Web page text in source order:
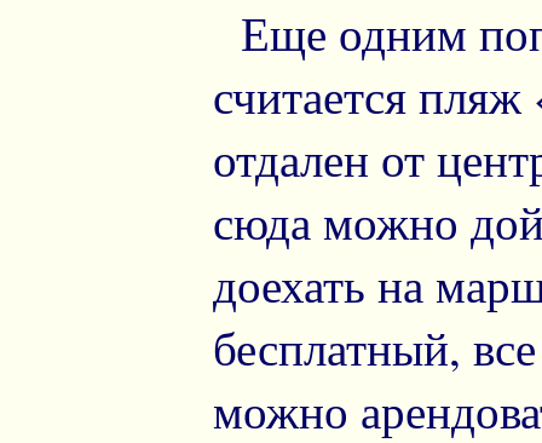
Еще одним
считается
отдален от
сюда можно
доехать на
бесплатный,
можно